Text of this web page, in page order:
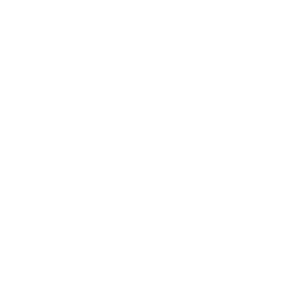
: Allik seul maitre à bord